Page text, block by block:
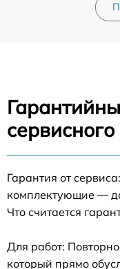
Гарантия от
комплектующие —
Что считается
Для работ:
который прямо